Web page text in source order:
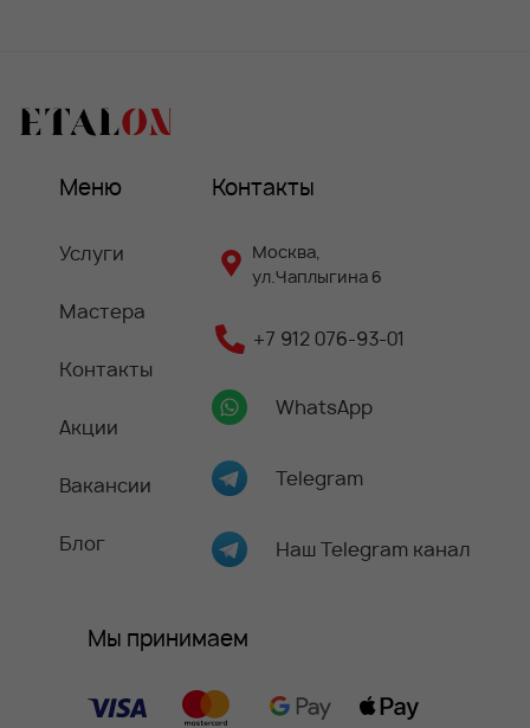
Меню
Услуги
Мастера
Контакты
Акции
Вакансии
Блог
Контакты
Москва,
ул.Чаплыгина 6
+7 912 076-93-01
WhatsApp
Telegram
Наш Telegram канал
Мы принимаем